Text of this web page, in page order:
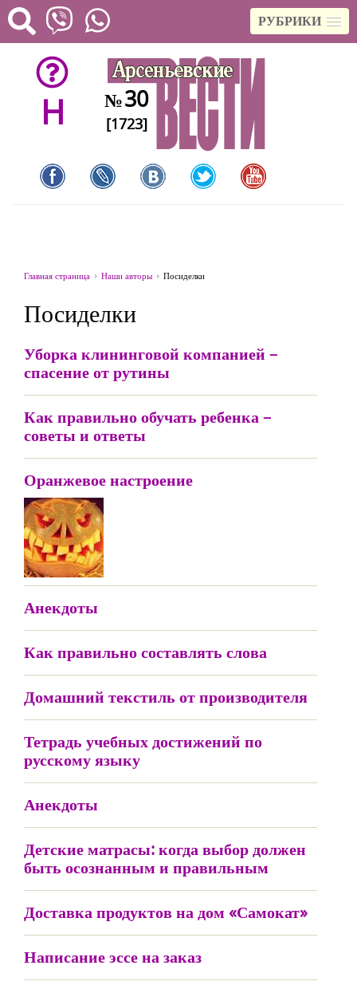
РУБРИКИ
H №30
[1723]
Главная страница Наши авторы Посиделки
Посиделки
Уборка клининговой компанией –
спасение от рутины
Как правильно обучать ребенка –
советы и ответы
Оранжевое настроение
Анекдоты
Как правильно составлять слова
Домашний текстиль от производителя
Тетрадь учебных достижений по
русскому языку
Анекдоты
Детские матрасы: когда выбор должен
быть осознанным и правильным
Доставка продуктов на дом «Самокат»
Написание эссе на заказ